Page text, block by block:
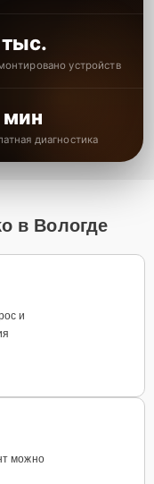
устройств
диагностика
в Вологде
и
можно